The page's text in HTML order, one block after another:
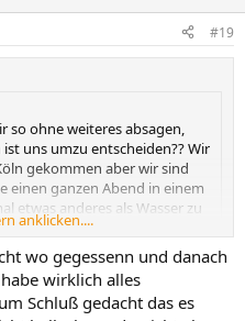
#19
so ohne weiteres absagen,
uns umzu entscheiden?? Wir
gekommen aber wir sind
einen ganzen Abend in einem
etwas anderes als Wasser zu
ich das auch geniesen und
viel Geld darf ich jetzt noch
anklicken....
gleichAM ANFANGaus den
anklicken....
wo gegessenn und danach
wirklich alles
Schluß gedacht das es